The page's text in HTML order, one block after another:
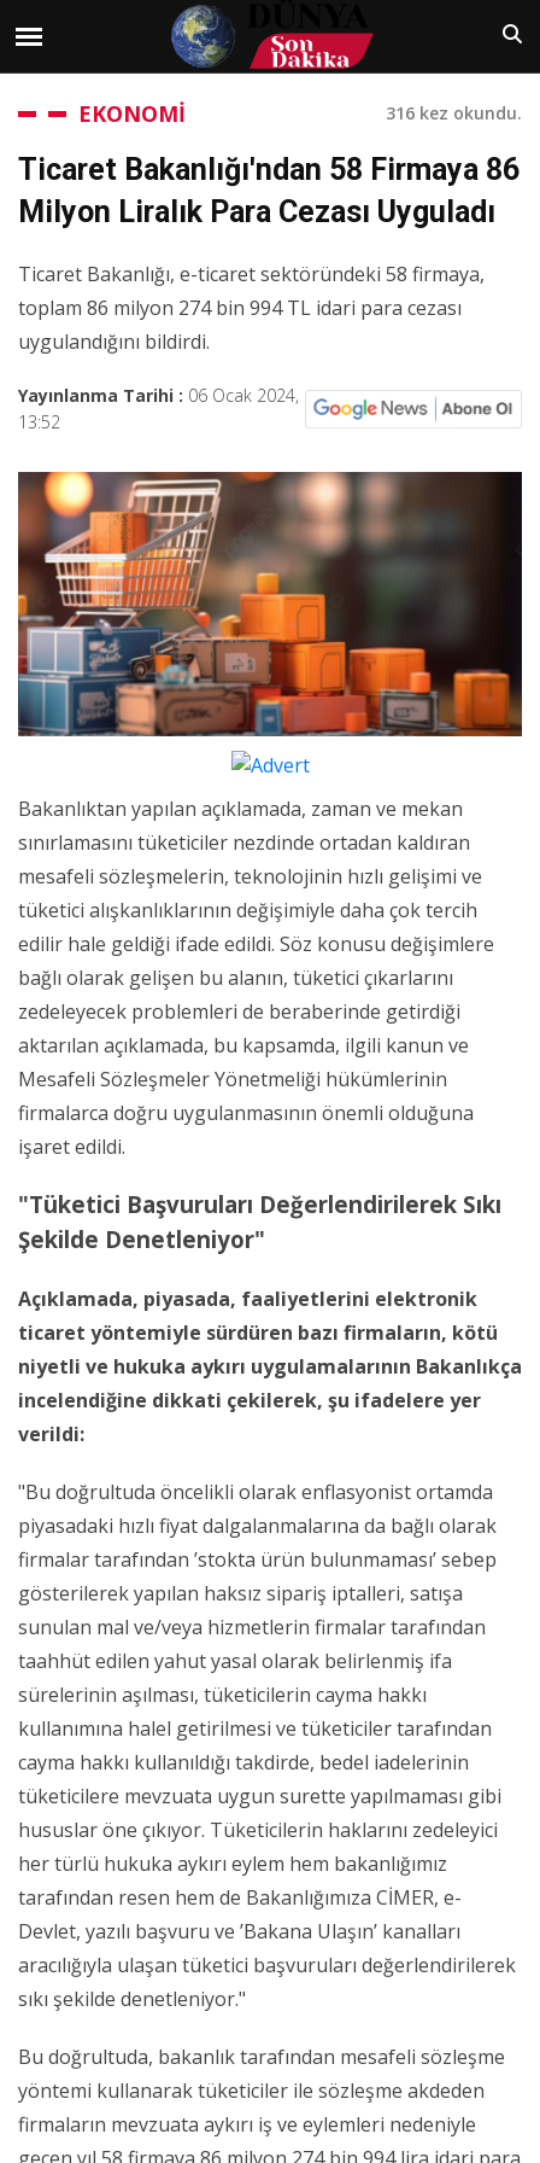
EKONOMİ 316 kez okundu.
Ticaret Bakanlığı'ndan 58 Firmaya 86
Milyon Liralık Para Cezası Uyguladı
Ticaret Bakanlığı, e-ticaret sektöründeki 58 firmaya,
toplam 86 milyon 274 bin 994 TL idari para cezası
uygulandığını bildirdi.
Yayınlanma Tarihi : 06 Ocak 2024,
13:52
Bakanlıktan yapılan açıklamada, zaman ve mekan
sınırlamasını tüketiciler nezdinde ortadan kaldıran
mesafeli sözleşmelerin, teknolojinin hızlı gelişimi ve
tüketici alışkanlıklarının değişimiyle daha çok tercih
edilir hale geldiği ifade edildi. Söz konusu değişimlere
bağlı olarak gelişen bu alanın, tüketici çıkarlarını
zedeleyecek problemleri de beraberinde getirdiği
aktarılan açıklamada, bu kapsamda, ilgili kanun ve
Mesafeli Sözleşmeler Yönetmeliği hükümlerinin
firmalarca doğru uygulanmasının önemli olduğuna
işaret edildi.
"Tüketici Başvuruları Değerlendirilerek Sıkı
Şekilde Denetleniyor"
Açıklamada, piyasada, faaliyetlerini elektronik
ticaret yöntemiyle sürdüren bazı firmaların, kötü
niyetli ve hukuka aykırı uygulamalarının Bakanlıkça
incelendiğine dikkati çekilerek, şu ifadelere yer
verildi:
"Bu doğrultuda öncelikli olarak enflasyonist ortamda
piyasadaki hızlı fiyat dalgalanmalarına da bağlı olarak
firmalar tarafından ’stokta ürün bulunmaması’ sebep
gösterilerek yapılan haksız sipariş iptalleri, satışa
sunulan mal ve/veya hizmetlerin firmalar tarafından
taahhüt edilen yahut yasal olarak belirlenmiş ifa
sürelerinin aşılması, tüketicilerin cayma hakkı
kullanımına halel getirilmesi ve tüketiciler tarafından
cayma hakkı kullanıldığı takdirde, bedel iadelerinin
tüketicilere mevzuata uygun surette yapılmaması gibi
hususlar öne çıkıyor. Tüketicilerin haklarını zedeleyici
her türlü hukuka aykırı eylem hem bakanlığımız
tarafından resen hem de Bakanlığımıza CİMER, e-
Devlet, yazılı başvuru ve ’Bakana Ulaşın’ kanalları
aracılığıyla ulaşan tüketici başvuruları değerlendirilerek
sıkı şekilde denetleniyor."
Bu doğrultuda, bakanlık tarafından mesafeli sözleşme
yöntemi kullanarak tüketiciler ile sözleşme akdeden
firmaların mevzuata aykırı iş ve eylemleri nedeniyle